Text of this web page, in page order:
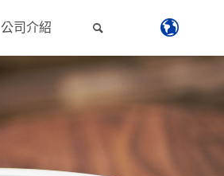
公司介紹